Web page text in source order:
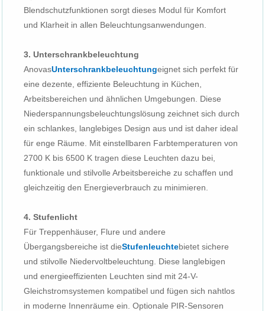
Blendschutzfunktionen sorgt dieses Modul für Komfort
und Klarheit in allen Beleuchtungsanwendungen.
3. Unterschrankbeleuchtung
AnovasUnterschrankbeleuchtungeignet sich perfekt für
eine dezente, effiziente Beleuchtung in Küchen,
Arbeitsbereichen und ähnlichen Umgebungen. Diese
Niederspannungsbeleuchtungslösung zeichnet sich durch
ein schlankes, langlebiges Design aus und ist daher ideal
für enge Räume. Mit einstellbaren Farbtemperaturen von
2700 K bis 6500 K tragen diese Leuchten dazu bei,
funktionale und stilvolle Arbeitsbereiche zu schaffen und
gleichzeitig den Energieverbrauch zu minimieren.
4. Stufenlicht
Für Treppenhäuser, Flure und andere
Übergangsbereiche ist dieStufenleuchtebietet sichere
und stilvolle Niedervoltbeleuchtung. Diese langlebigen
und energieeffizienten Leuchten sind mit 24-V-
Gleichstromsystemen kompatibel und fügen sich nahtlos
in moderne Innenräume ein. Optionale PIR-Sensoren